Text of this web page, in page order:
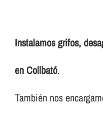
Instalamos grifos,
en Collbató.
También nos